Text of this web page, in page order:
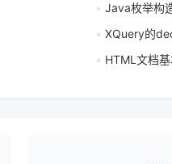
Java枚举构
XQuery的
HTML文档